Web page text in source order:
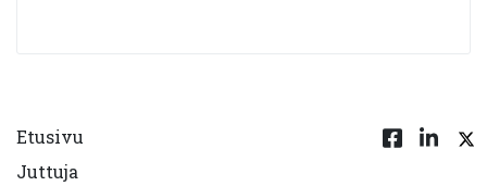
Etusivu
Juttuja